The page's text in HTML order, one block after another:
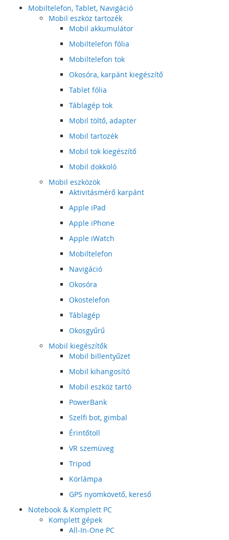
Mobiltelefon, Tablet, Navigáció
Mobil eszköz tartozék
Mobil akkumulátor
Mobiltelefon fólia
Mobiltelefon tok
Okosóra, karpánt kiegészítő
Tablet fólia
Táblagép tok
Mobil töltő, adapter
Mobil tartozék
Mobil tok kiegészítő
Mobil dokkoló
Mobil eszközök
Aktivitásmérő karpánt
Apple iPad
Apple iPhone
Apple iWatch
Mobiltelefon
Navigáció
Okosóra
Okostelefon
Táblagép
Okosgyűrű
Mobil kiegészítők
Mobil billentyűzet
Mobil kihangosító
Mobil eszköz tartó
PowerBank
Szelfi bot, gimbal
Érintőtoll
VR szemüveg
Tripod
Körlámpa
GPS nyomkövető, kereső
Notebook & Komplett PC
Komplett gépek
All-In-One PC